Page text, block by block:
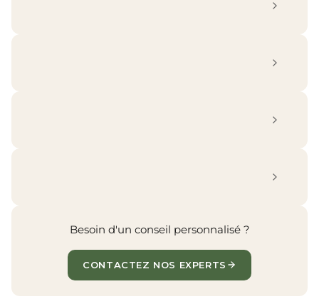
Besoin d'un conseil personnalisé ?
CONTACTEZ NOS EXPERTS